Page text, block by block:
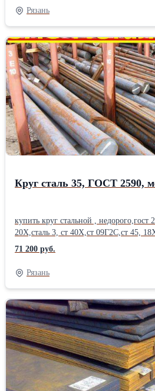
у менеджера. резка металла в размер,
части листа, изготовление заготовок
арматура, арматура а1, а3, рифленая и
круглая труба, профильные трубы ,
швеллер , лист стальной . Отгрузка
металл. Есть склады в 38 городах
сегодня , в розницу, от 1 штуки.
частными лицами. Возможна
Состояние: Новый ГОСТ: ГОСТ
Вид металлопроката: Горячекатаный
Страна-производитель: Россия
Рязань
Круг сталь 35, ГОСТ 2590,
купить круг стальной , недорого,гост
20Х,сталь 3, ст 40Х,ст 09Г2С,ст 45,
круга, уточняйте у менеджера.
до 350 мм , длина до 6 м, круг цена.
высокой точностью , пакетная резка
части круга, изготовление
арматура, арматура а3, арматура а1,
труба, профильные трубы , лист
уголок, балка, двутавр,
26; 28; 30; 32; 34; 36; 38; 40; 42; 45;
75; 80; 85; 90; 95; 100; 110; 120; 130;
200; 210; 230; 240; 260; 270; 280; 300;
350;Производитель: ММК Страна-
металла: Ст 35 Способ производства:
ГОСТ 2590-88 Материал: Стальной
71 200 руб.
Рязань